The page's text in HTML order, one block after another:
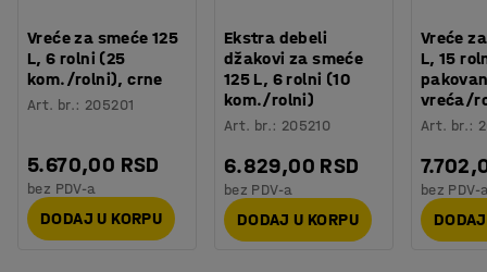
Vreće za smeće 125
L, 6 rolni (25
kom./rolni), crne
Art. br.: 205201
5.670,00 RSD
bez PDV-a
DODAJ U KORPU
Ekstra debeli
džakovi za smeće
125 L, 6 rolni (10
kom./rolni)
Art. br.: 205210
6.829,00 RSD
bez PDV-a
DODAJ U KORPU
Vreće
L, 15
vreća/
Art. br.:
bez PDV-